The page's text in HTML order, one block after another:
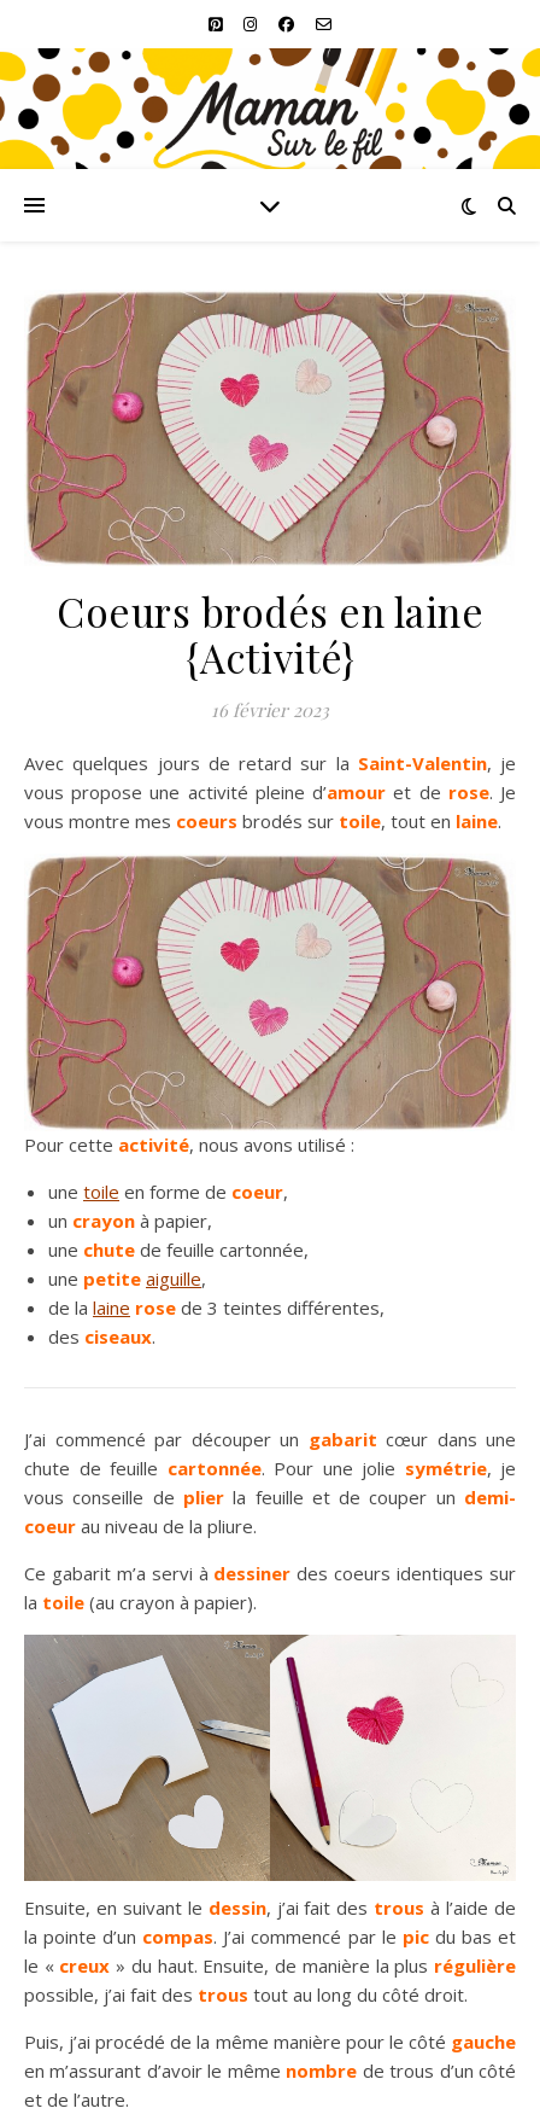
Coeurs brodés en laine
{Activité}
16 février 2023
Avec quelques jours de retard sur la Saint-Valentin, je
vous propose une activité pleine d’amour et de rose. Je
vous montre mes coeurs brodés sur toile, tout en laine.
Pour cette activité, nous avons utilisé :
une toile en forme de coeur,
un crayon à papier,
une chute de feuille cartonnée,
une petite aiguille,
de la laine rose de 3 teintes différentes,
des ciseaux.
J’ai commencé par découper un gabarit cœur dans une
chute de feuille cartonnée. Pour une jolie symétrie, je
vous conseille de plierla feuille et de couper un demi-
coeur au niveau de la pliure.
Ce gabarit m’a servi à dessiner des coeurs identiques sur
la toile (au crayon à papier).
Ensuite, en suivant le dessin, j’ai fait des trous à l’aide de
la pointe d’un compas. J’ai commencé par le pic du bas et
le « creux » du haut. Ensuite, de manière la plus régulière
possible, j’ai fait des trous tout au long du côté droit.
Puis, j’ai procédé de la même manière pour le côté gauche
en m’assurant d’avoir le même nombre de trous d’un côté
et de l’autre.